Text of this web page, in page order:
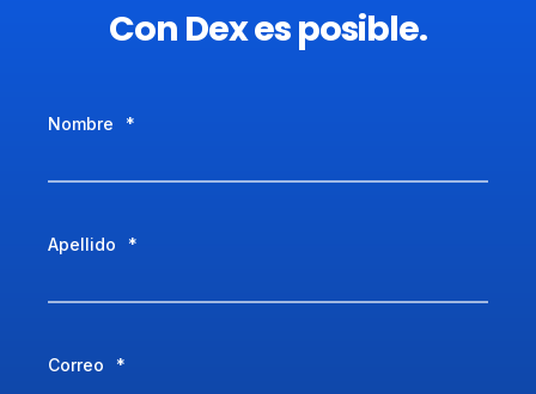
Con Dex es posible.
Nombre *
Apellido *
Correo *